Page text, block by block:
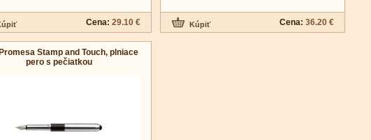
Cena: 29.10 € Cena: 36.20 €
Stamp and Touch, plniace
pero s pečiatkou